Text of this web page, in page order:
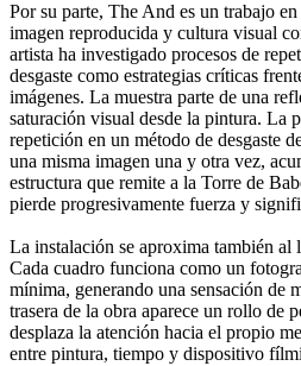
Por su parte, The And es un trabajo
imagen reproducida y cultura visual
artista ha investigado procesos de
desgaste como estrategias críticas
imágenes. La muestra parte de una
saturación visual desde la pintura. La
repetición en un método de desgaste
una misma imagen una y otra vez,
estructura que remite a la Torre de
pierde progresivamente fuerza y
La instalación se aproxima también al
Cada cuadro funciona como un
mínima, generando una sensación de
trasera de la obra aparece un rollo de
desplaza la atención hacia el propio
entre pintura, tiempo y dispositivo